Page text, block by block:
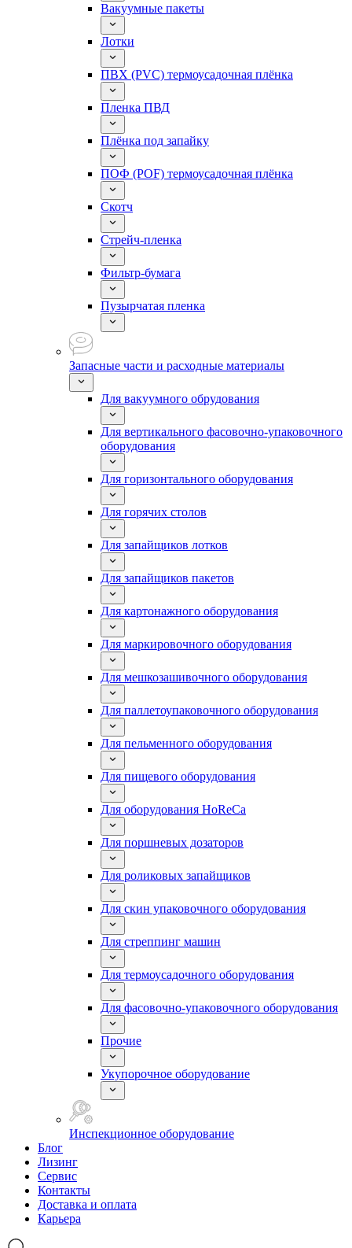
Вакуумные пакеты
Лотки
ПВХ (PVC) термоусадочная плёнка
Пленка ПВД
Плёнка под запайку
ПОФ (POF) термоусадочная плёнка
Скотч
Стрейч-пленка
Фильтр-бумага
Пузырчатая пленка
Запасные части и расходные материалы
Для вакуумного обрудования
Для вертикального фасовочно-упаковочного
оборудования
Для горизонтального оборудования
Для горячих столов
Для запайщиков лотков
Для запайщиков пакетов
Для картонажного оборудования
Для маркировочного оборудования
Для мешкозашивочного оборудования
Для паллетоупаковочного оборудования
Для пельменного оборудования
Для пищевого оборудования
Для оборудования HoReCa
Для поршневых дозаторов
Для роликовых запайщиков
Для скин упаковочного оборудования
Для стреппинг машин
Для термоусадочного оборудования
Для фасовочно-упаковочного оборудования
Прочие
Укупорочное оборудование
Инспекционное оборудование
Блог
Лизинг
Сервис
Контакты
Доставка и оплата
Карьера